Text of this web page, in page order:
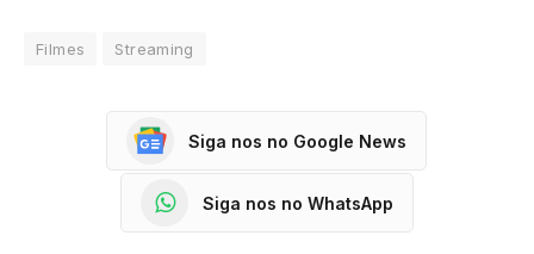
Filmes Streaming
Siga nos no Google News
Siga nos no WhatsApp